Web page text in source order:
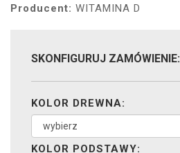
Producent: WITAMINA D
SKONFIGURUJ ZAMÓWIENIE:
KOLOR DREWNA:
KOLOR PODSTAWY: